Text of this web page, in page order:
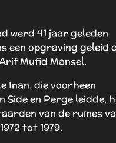
werd 41 jaar geleden
een opgraving geleid
Mufid Mansel.
Inan, die voorheen
Side en Perge leidde,
van de ruïnes
tot 1979.